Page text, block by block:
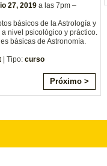
27, 2019 a las 7pm –
básicos de la Astrología y
nivel psicológico y práctico.
básicas de Astronomía.
| Tipo: curso
Próximo >